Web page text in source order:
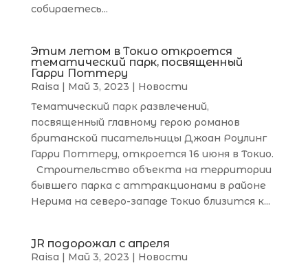
собираетесь...
Этим летом в Токио откроется
тематический парк, посвященный
Гарри Поттеру
Raisa | Май 3, 2023 | Новости
Тематический парк развлечений,
посвященный главному герою романов
британской писательницы Джоан Роулинг
Гарри Поттеру, откроется 16 июня в Токио.
Строительство объекта на территории
бывшего парка с аттракционами в районе
Нерима на северо-западе Токио близится к...
JR подорожал с апреля
Raisa | Май 3, 2023 | Новости